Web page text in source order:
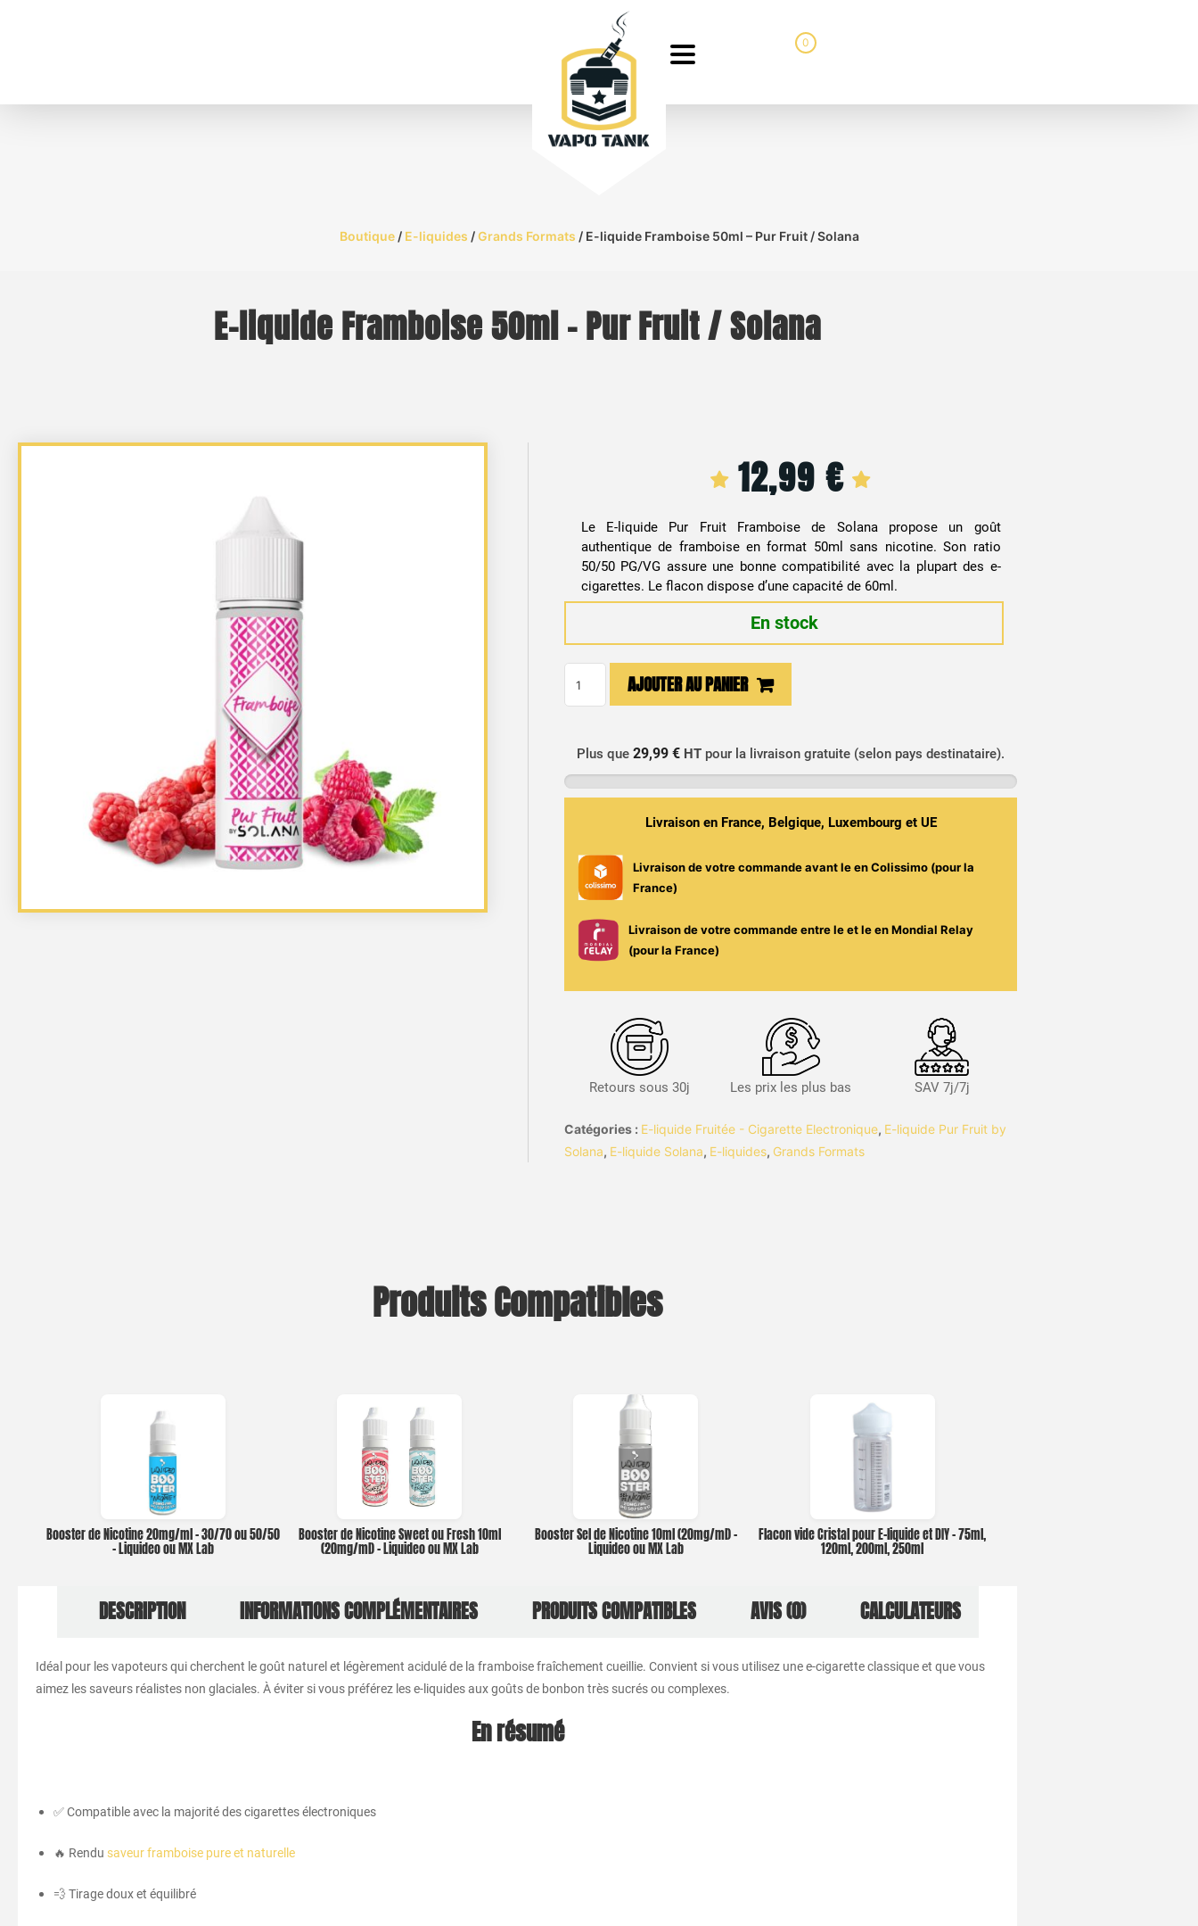
0
Boutique/ E-liquides /Grands Formats / E-liquide Framboise 50ml – Pur Fruit / Solana
E-liquide Framboise 50ml – Pur Fruit / Solana
12,99 €
Le E-liquide Pur Fruit Framboise de Solana propose un goût
authentique de framboise en format 50ml sans nicotine. Son ratio
50/50 PG/VG assure une bonne compatibilité avec la plupart des e-
cigarettes. Le flacon dispose d’une capacité de 60ml.
En stock
Framboise
50ml
Fruit
Solana
AJOUTER AU PANIER
Plus que29,99 € HT pour la livraison gratuite (selon pays destinataire).
Livraison en France, Belgique, Luxembourg et UE
Livraison de votre commande avant leen Colissimo (pour la
France)
Livraison de votre commande entre leet leen Mondial Relay
(pour la France)
Retours sous 30j Les prix les plus bas SAV 7j/7j
Catégories : E-liquide Fruitée - Cigarette Electronique, E-liquide Pur Fruit by
Solana, E-liquide Solana, E-liquides, Grands Formats
Produits Compatibles
Booster de Nicotine 20mg/ml – 30/70 ou 50/50
– Liquideo ou MX Lab
Booster de Nicotine Sweet ou Fresh 10ml
(20mg/ml) – Liquideo ou MX Lab
Booster Sel de Nicotine 10ml (20mg/ml) –
Liquideo ou MX Lab
Flacon vide Cristal pour E-liquide et DIY – 75ml,
120ml, 200ml, 250ml
DESCRIPTION INFORMATIONS COMPLÉMENTAIRES PRODUITS COMPATIBLES AVIS (0) CALCULATEURS
Idéal pour les vapoteurs qui cherchent le goût naturel et légèrement acidulé de la framboise fraîchement cueillie. Convient si vous utilisez une e-cigarette classique et que vous
aimez les saveurs réalistes non glaciales. À éviter si vous préférez les e-liquides aux goûts de bonbon très sucrés ou complexes.
En résumé
✅ Compatible avec la majorité des cigarettes électroniques
🔥 Rendu saveur framboise pure et naturelle
💨 Tirage doux et équilibré